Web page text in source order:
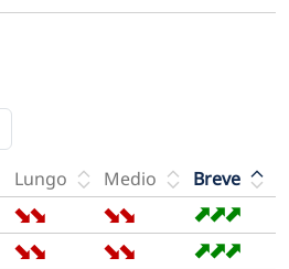
Lungo Medio
Breve
➡
➡ ➡
➡ ➡
➡
➡
➡
➡ ➡
➡ ➡
➡
➡